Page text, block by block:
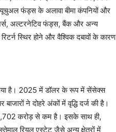
फंड्स के अलावा बीमा कंपनियों और
अल्टरनेटिव फंड्स, बैंक और अन्य
स्थिर होने और वैश्विक दबावों के कारण
गया है। 2025 में डॉलर के रूप में सेंसेक्स
ने दोहरे अंकों में वृद्धि दर्ज की है।
करोड़ से कम है। इसके साथ ही,
रियल एस्टेट जैसे अन्य क्षेत्रों में